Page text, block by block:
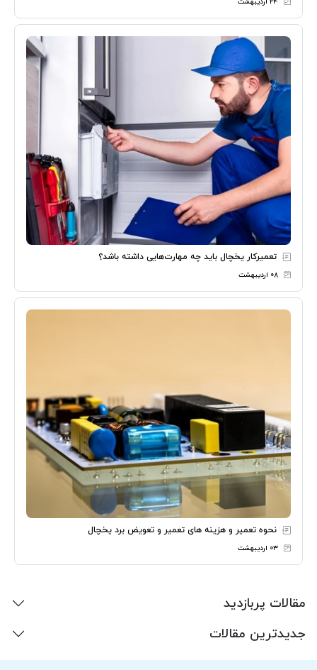
تعمیرکار یخچال باید چه مهارت‌هایی داشته باشد؟
۰۸ اردیبهشت
نحوه تعمیر و هزینه های تعمیر و تعویض برد یخچال
۰۳ اردیبهشت
مقالات پربازدید
جدیدترین مقالات